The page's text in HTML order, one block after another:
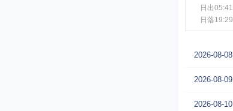
日出05:41
日落19:29
2026-08-08
2026-08-09
2026-08-10